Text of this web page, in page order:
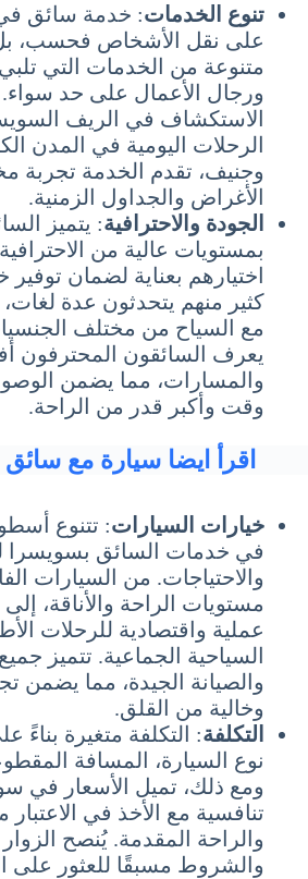
تنوع الخدمات: خدمة سائق
على نقل الأشخاص فحسب،
متنوعة من الخدمات التي
ورجال الأعمال على حد
الاستكشاف في الريف
الرحلات اليومية في المدن
وجنيف، تقدم الخدمة تجربة
الأغراض والجداول الزمنية.
الجودة والاحترافية: يتميز
بمستويات عالية من
اختيارهم بعناية لضمان
كثير منهم يتحدثون عدة
مع السياح من مختلف
يعرف السائقون المحترفون
والمسارات، مما يضمن
وقت وأكبر قدر من الراحة.
اقرأ ايضا سيارة مع
خيارات السيارات: تتنوع
في خدمات السائق بسويسرا
والاحتياجات. من السيارات
مستويات الراحة والأناقة، إلى
عملية واقتصادية للرحلات
السياحية الجماعية. تتميز
والصيانة الجيدة، مما يضمن
وخالية من القلق.
التكلفة: التكلفة متغيرة
نوع السيارة، المسافة
ومع ذلك، تميل الأسعار في
تنافسية مع الأخذ في
والراحة المقدمة. يُنصح
والشروط مسبقًا للعثور على